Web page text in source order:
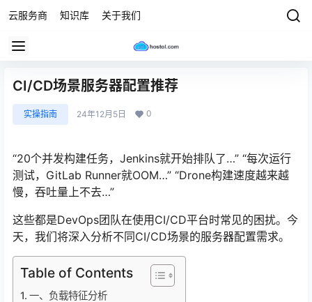
云服务商 知识库 关于我们
CI/CD场景服务器配置推荐
实操指南 24年12月5日 0
“20个并发构建任务，Jenkins就开始排队了…” “每次运行
测试，GitLab Runner就OOM…” “Drone构建速度越来越
慢，吞吐量上不去…”
这些都是DevOps团队在使用CI/CD平台时常见的困扰。今
天，我们将深入分析不同CI/CD场景的服务器配置需求。
Table of Contents
一、负载特征分析